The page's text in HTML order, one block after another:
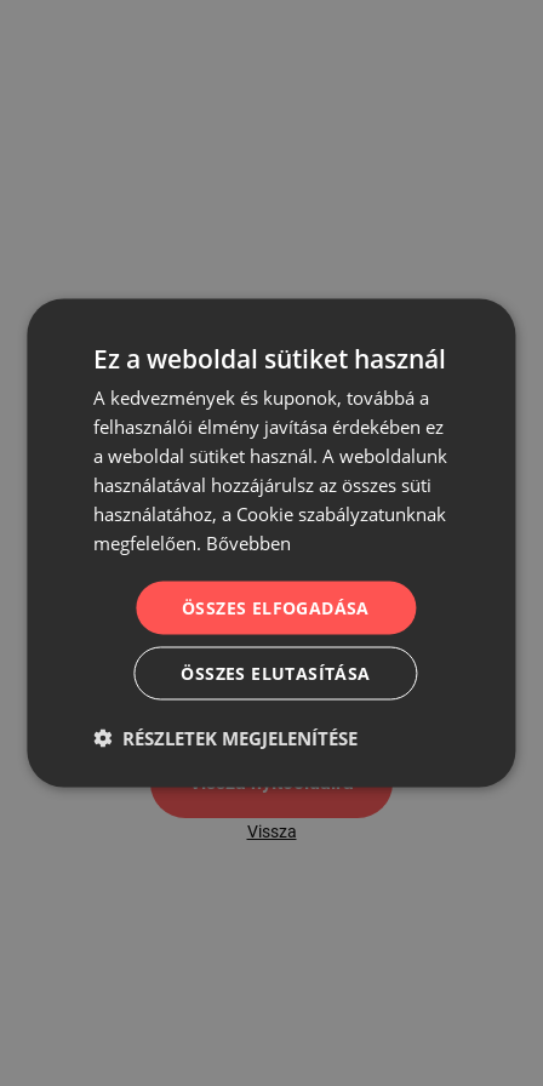
500
Vissza nyítóoldalra
Vissza
Ez a weboldal sütiket használ
A kedvezmények és kuponok, továbbá a
felhasználói élmény javítása érdekében ez
a weboldal sütiket használ. A weboldalunk
használatával hozzájárulsz az összes süti
használatához, a Cookie szabályzatunknak
megfelelően. Bővebben
ÖSSZES ELFOGADÁSA
ÖSSZES ELUTASÍTÁSA
RÉSZLETEK MEGJELENÍTÉSE